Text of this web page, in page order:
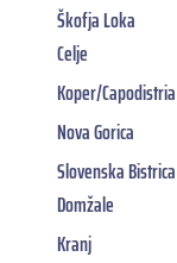
Škofja Loka
Celje
Koper/Capodistria
Nova Gorica
Slovenska Bistrica
Domžale
Kranj